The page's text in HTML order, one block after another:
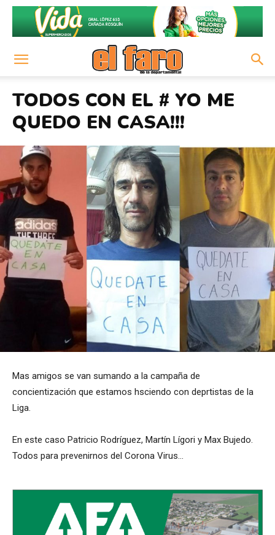
TODOS CON EL # YO ME
QUEDO EN CASA!!!
Mas amigos se van sumando a la campaña de
concientización que estamos hsciendo con deprtistas de la
Liga.
En este caso Patricio Rodríguez, Martín Lígori y Max Bujedo.
Todos para prevenirnos del Corona Virus…